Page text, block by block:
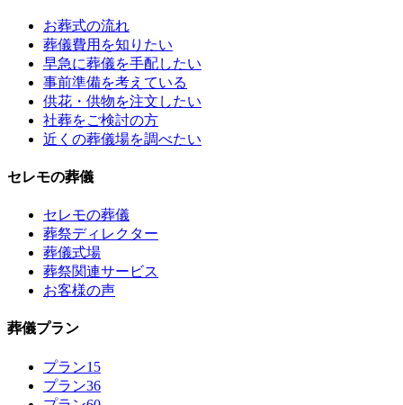
お葬式の流れ
葬儀費用を知りたい
早急に葬儀を手配したい
事前準備を考えている
供花・供物を注文したい
社葬をご検討の方
近くの葬儀場を調べたい
セレモの葬儀
セレモの葬儀
葬祭ディレクター
葬儀式場
葬祭関連サービス
お客様の声
葬儀プラン
プラン15
プラン36